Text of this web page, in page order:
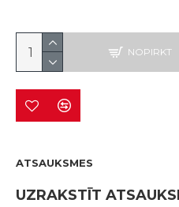
NOPIRKT
ATSAUKSMES
UZRAKSTĪT